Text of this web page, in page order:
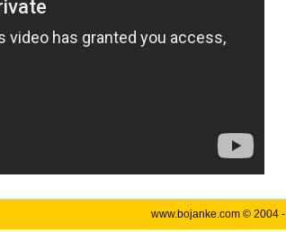
www.bojanke.com © 2004 -